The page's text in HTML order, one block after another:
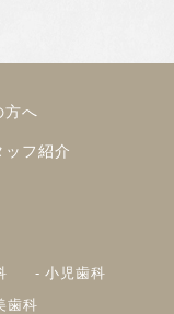
方へ
ッフ紹介
小児歯科
歯科